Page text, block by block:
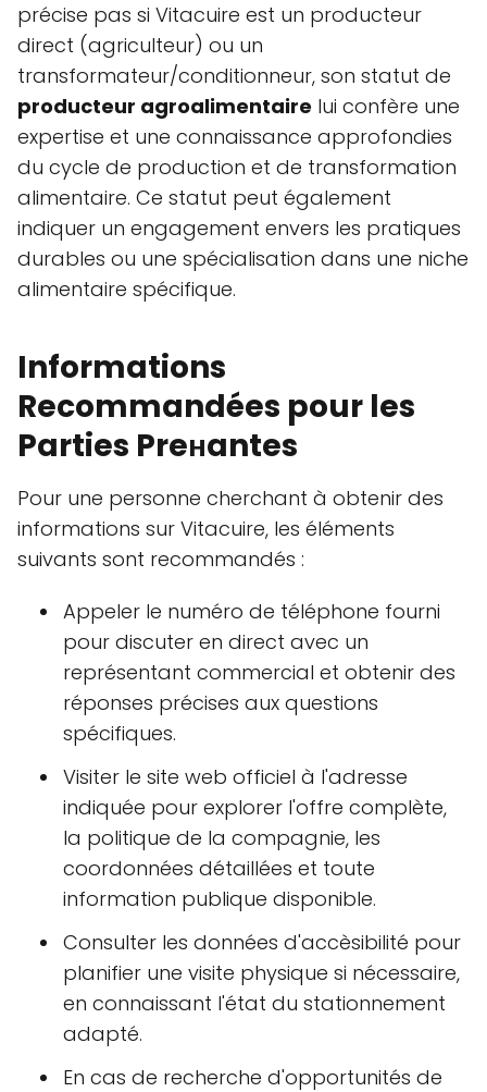
précise pas si Vitacuire est un producteur
direct (agriculteur) ou un
transformateur/conditionneur, son statut de
producteur agroalimentaire lui confère une
expertise et une connaissance approfondies
du cycle de production et de transformation
alimentaire. Ce statut peut également
indiquer un engagement envers les pratiques
durables ou une spécialisation dans une niche
alimentaire spécifique.
Informations
Recommandées pour les
Parties Preнantes
Pour une personne cherchant à obtenir des
informations sur Vitacuire, les éléments
suivants sont recommandés :
Appeler le numéro de téléphone fourni
pour discuter en direct avec un
représentant commercial et obtenir des
réponses précises aux questions
spécifiques.
Visiter le site web officiel à l'adresse
indiquée pour explorer l'offre complète,
la politique de la compagnie, les
coordonnées détaillées et toute
information publique disponible.
Consulter les données d'accèsibilité pour
planifier une visite physique si nécessaire,
en connaissant l'état du stationnement
adapté.
En cas de recherche d'opportunités de